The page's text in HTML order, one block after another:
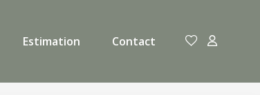
Estimation Contact